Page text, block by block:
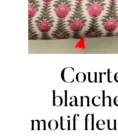
motif